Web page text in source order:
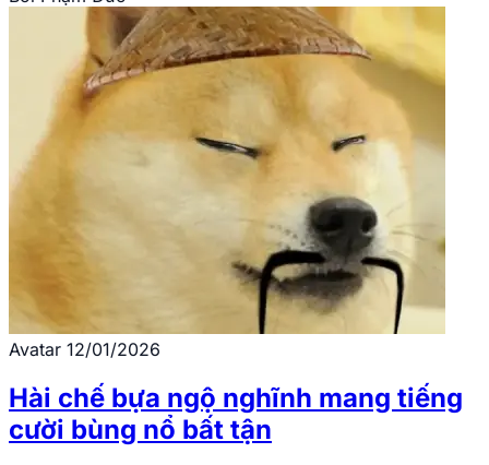
Avatar 12/01/2026
Hài chế bựa ngộ nghĩnh mang tiếng
cười bùng nổ bất tận